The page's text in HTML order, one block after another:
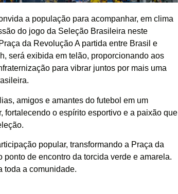
a população para acompanhar, em clima
do jogo da Seleção Brasileira neste
da Revolução A partida entre Brasil e
será exibida em telão, proporcionando aos
para vibrar juntos por mais uma
amigos e amantes do futebol em um
fortalecendo o espírito esportivo e a paixão que
popular, transformando a Praça da
ponto de encontro da torcida verde e amarela.
toda a comunidade.